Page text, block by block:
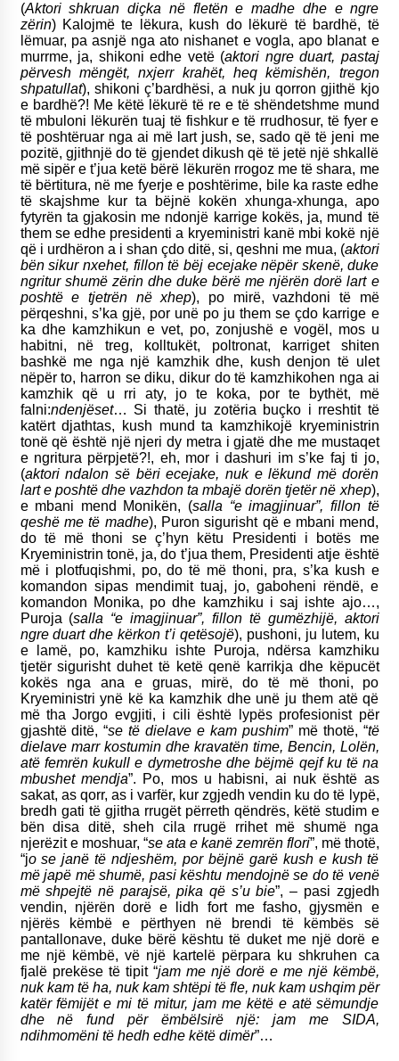
(Aktori shkruan diçka në fletën e madhe dhe e ngre
zërin) Kalojmë te lëkura, kush do lëkurë të bardhë, të
lëmuar, pa asnjë nga ato nishanet e vogla, apo blanat e
murrme, ja, shikoni edhe vetë (aktori ngre duart, pastaj
përvesh mëngët, nxjerr krahët, heq këmishën, tregon
shpatullat), shikoni ç’bardhësi, a nuk ju qorron gjithë kjo
e bardhë?! Me këtë lëkurë të re e të shëndetshme mund
të mbuloni lëkurën tuaj të fishkur e të rrudhosur, të fyer e
të poshtëruar nga ai më lart jush, se, sado që të jeni me
pozitë, gjithnjë do të gjendet dikush që të jetë një shkallë
më sipër e t’jua ketë bërë lëkurën rrogoz me të shara, me
të bërtitura, në me fyerje e poshtërime, bile ka raste edhe
të skajshme kur ta bëjnë kokën xhunga-xhunga, apo
fytyrën ta gjakosin me ndonjë karrige kokës, ja, mund të
them se edhe presidenti a kryeministri kanë mbi kokë një
që i urdhëron a i shan çdo ditë, si, qeshni me mua, (aktori
bën sikur nxehet, fillon të bëj ecejake nëpër skenë, duke
ngritur shumë zërin dhe duke bërë me njërën dorë lart e
poshtë e tjetrën në xhep), po mirë, vazhdoni të më
përqeshni, s’ka gjë, por unë po ju them se çdo karrige e
ka dhe kamzhikun e vet, po, zonjushë e vogël, mos u
habitni, në treg, kolltukët, poltronat, karriget shiten
bashkë me nga një kamzhik dhe, kush denjon të ulet
nëpër to, harron se diku, dikur do të kamzhikohen nga ai
kamzhik që u rri aty, jo te koka, por te bythët, më
falni:ndenjëset… Si thatë, ju zotëria buçko i rreshtit të
katërt djathtas, kush mund ta kamzhikojë kryeministrin
tonë që është një njeri dy metra i gjatë dhe me mustaqet
e ngritura përpjetë?!, eh, mor i dashuri im s’ke faj ti jo,
(aktori ndalon së bëri ecejake, nuk e lëkund më dorën
lart e poshtë dhe vazhdon ta mbajë dorën tjetër në xhep),
e mbani mend Monikën, (salla “e imagjinuar”, fillon të
qeshë me të madhe), Puron sigurisht që e mbani mend,
do të më thoni se ç’hyn këtu Presidenti i botës me
Kryeministrin tonë, ja, do t’jua them, Presidenti atje është
më i plotfuqishmi, po, do të më thoni, pra, s’ka kush e
komandon sipas mendimit tuaj, jo, gaboheni rëndë, e
komandon Monika, po dhe kamzhiku i saj ishte ajo…,
Puroja (salla “e imagjinuar”, fillon të gumëzhijë, aktori
ngre duart dhe kërkon t’i qetësojë), pushoni, ju lutem, ku
e lamë, po, kamzhiku ishte Puroja, ndërsa kamzhiku
tjetër sigurisht duhet të ketë qenë karrikja dhe këpucët
kokës nga ana e gruas, mirë, do të më thoni, po
Kryeministri ynë kë ka kamzhik dhe unë ju them atë që
më tha Jorgo evgjiti, i cili është lypës profesionist për
gjashtë ditë, “se të dielave e kam pushim” më thotë, “të
dielave marr kostumin dhe kravatën time, Bencin, Lolën,
atë femrën kukull e dymetroshe dhe bëjmë qejf ku të na
mbushet mendja”. Po, mos u habisni, ai nuk është as
sakat, as qorr, as i varfër, kur zgjedh vendin ku do të lypë,
bredh gati të gjitha rrugët përreth qëndrës, këtë studim e
bën disa ditë, sheh cila rrugë rrihet më shumë nga
njerëzit e moshuar, “se ata e kanë zemrën flori”, më thotë,
“jo se janë të ndjeshëm, por bëjnë garë kush e kush të
më japë më shumë, pasi kështu mendojnë se do të venë
më shpejtë në parajsë, pika që s’u bie”, – pasi zgjedh
vendin, njërën dorë e lidh fort me fasho, gjysmën e
njërës këmbë e përthyen në brendi të këmbës së
pantallonave, duke bërë kështu të duket me një dorë e
me një këmbë, vë një kartelë përpara ku shkruhen ca
fjalë prekëse të tipit “jam me një dorë e me një këmbë,
nuk kam të ha, nuk kam shtëpi të fle, nuk kam ushqim për
katër fëmijët e mi të mitur, jam me këtë e atë sëmundje
dhe në fund për ëmbëlsirë një: jam me SIDA,
ndihmomëni të hedh edhe këtë dimër”…